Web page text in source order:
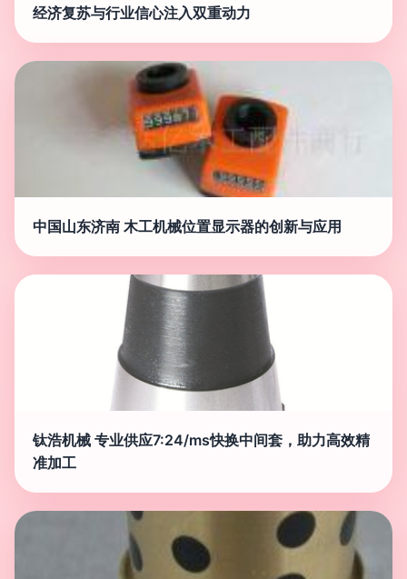
经济复苏与行业信心注入双重动力
中国山东济南 木工机械位置显示器的创新与应用
钛浩机械 专业供应7:24/ms快换中间套，助力高效精
准加工